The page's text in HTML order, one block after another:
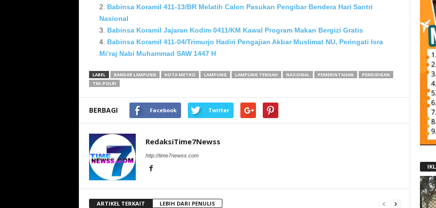
Babinsa Koramil 411-13/BR Melatih Calon Pasukan Pengibar Bendera Hari Santri
Nasional
Babinsa Koramil Jajaran Kodim 0411/KM Kawal Program Makan Bergizi Gratis
Babinsa Koramil 411‑04/Trimurjo Hadiri Pengajian Akbar Muslimat NU, Peringati Isra
Mi’raj Nabi Muhammad SAW 1447 H
LABEL BANDAR LAMPUNG KOTA METRO LAMPUNG LAMPUNG TENGAH NASIONAL PEMERINTAHAN
PENDIDIKAN
TNI-POLRI
BERBAGI Facebook Twitter
RedaksiTime7Newss
http://time7newss.com
ARTIKEL TERKAIT LEBIH DARI PENULIS